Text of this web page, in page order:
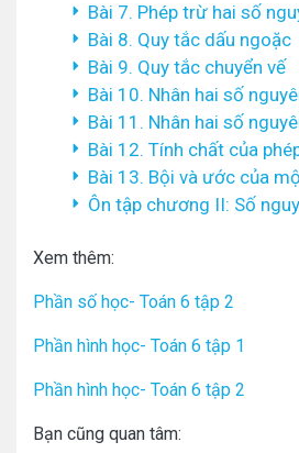
Bài 7. Phép trừ hai số
Bài 8. Quy tắc dấu ngoặc
Bài 9. Quy tắc chuyển vế
Bài 10. Nhân hai số
Bài 11. Nhân hai số
Bài 12. Tính chất của
Bài 13. Bội và ước của
Ôn tập chương II: Số
Xem thêm:
Phần số học- Toán 6 tập 2
Phần hình học- Toán 6 tập 1
Phần hình học- Toán 6 tập 2
Bạn cũng quan tâm: